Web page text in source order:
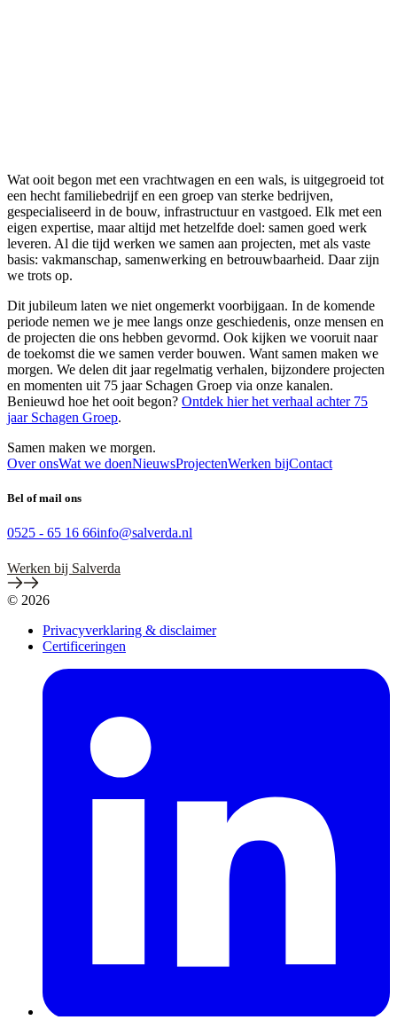
Wat ooit begon met een vrachtwagen en een wals, is uitgegroeid tot
een hecht familiebedrijf en een groep van sterke bedrijven,
gespecialiseerd in de bouw, infrastructuur en vastgoed. Elk met een
eigen expertise, maar altijd met hetzelfde doel: samen goed werk
leveren. Al die tijd werken we samen aan projecten, met als vaste
basis: vakmanschap, samenwerking en betrouwbaarheid. Daar zijn
we trots op.
Dit jubileum laten we niet ongemerkt voorbijgaan. In de komende
periode nemen we je mee langs onze geschiedenis, onze mensen en
de projecten die ons hebben gevormd. Ook kijken we vooruit naar
de toekomst die we samen verder bouwen. Want samen maken we
morgen. We delen dit jaar regelmatig verhalen, bijzondere projecten
en momenten uit 75 jaar Schagen Groep via onze kanalen.
Benieuwd hoe het ooit begon? Ontdek hier het verhaal achter 75
jaar Schagen Groep.
Samen maken we morgen.
Over onsWat we doenNieuwsProjectenWerken bijContact
Bel of mail ons
0525 - 65 16 66info@salverda.nl
Werken bij Salverda
© 2026
Privacyverklaring & disclaimer
Certificeringen